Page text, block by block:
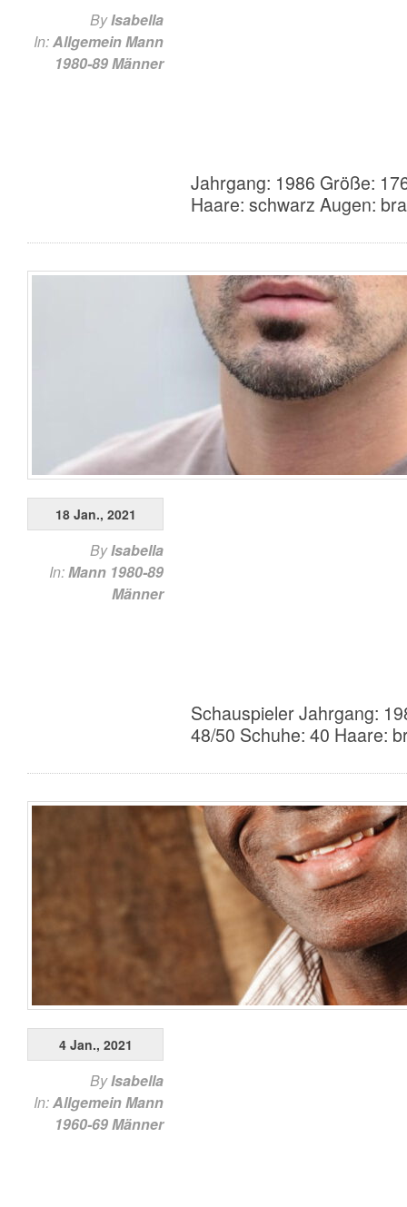
Jahrgang: 1986 Größe:
Haare: schwarz Augen:
ByIsabella
In:AllgemeinMann
1980-89Männer
Schauspieler Jahrgang:
48/50 Schuhe: 40 Haare:
18 Jan., 2021
ByIsabella
In:Mann 1980-89
Männer
4 Jan., 2021
ByIsabella
In:AllgemeinMann
1960-69Männer